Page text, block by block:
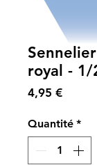
royal -
4,95 €Prix
Quantité *